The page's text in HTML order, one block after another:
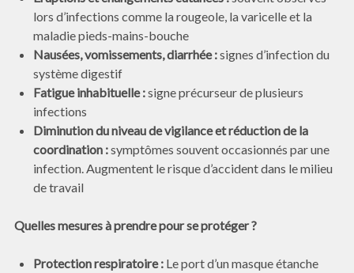
lors d’infections comme la rougeole, la varicelle et la
maladie pieds-mains-bouche
Nausées, vomissements, diarrhée :signes d’infection du
système digestif
Fatigue inhabituelle :signe précurseur de plusieurs
infections
Diminution du niveau de vigilance et réduction de la
coordination :symptômes souvent occasionnés par une
infection. Augmentent le risque d’accident dans le milieu
de travail
Quelles mesures à prendre pour se protéger ?
Protection respiratoire : Le port d’un masque étanche